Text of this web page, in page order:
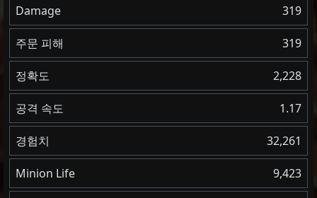
Damage 319
주문 피해 319
정확도 2,228
공격 속도 1.17
경험치 32,261
Minion Life 9,423